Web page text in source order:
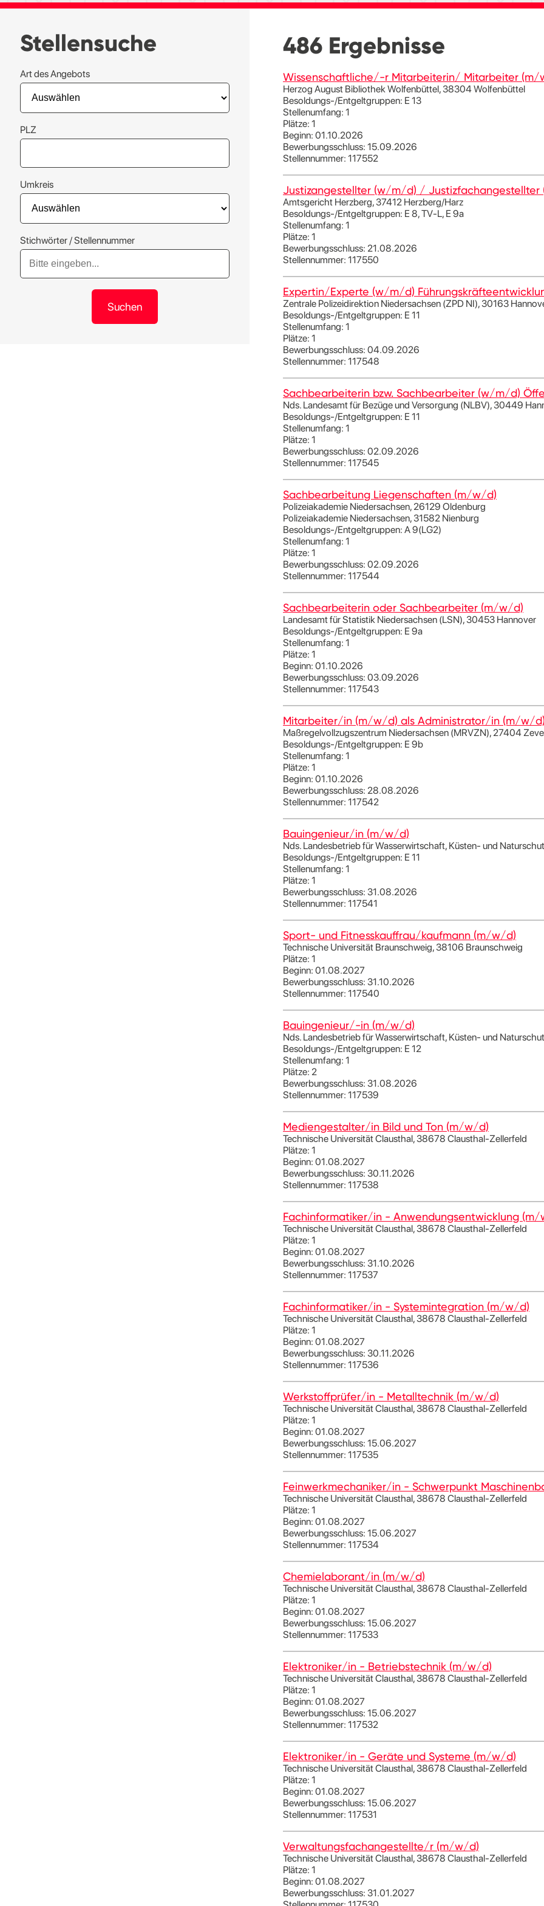
Stellensuche
Art des Angebots
PLZ
Umkreis
Stichwörter / Stellennummer
Suchen
486 Ergebnisse
Wissenschaftliche/-r Mitarbeiterin/ Mitarbeiter
Herzog August Bibliothek Wolfenbüttel, 38304 Wolfenbüttel
Besoldungs-/Entgeltgruppen: E 13
Stellenumfang: 1
Plätze: 1
Beginn: 01.10.2026
Bewerbungsschluss: 15.09.2026
Stellennummer: 117552
Justizangestellter (w/m/d) /
Amtsgericht Herzberg, 37412 Herzberg/Harz
Besoldungs-/Entgeltgruppen: E 8, TV-L, E 9a
Stellenumfang: 1
Plätze: 1
Bewerbungsschluss: 21.08.2026
Stellennummer: 117550
Expertin/Experte (w/m/d)
Zentrale Polizeidirektion Niedersachsen (ZPD NI), 30163
Besoldungs-/Entgeltgruppen: E 11
Stellenumfang: 1
Plätze: 1
Bewerbungsschluss: 04.09.2026
Stellennummer: 117548
Sachbearbeiterin bzw. Sachbearbeiter (w/m/d)
Nds. Landesamt für Bezüge und Versorgung (NLBV), 30449
Besoldungs-/Entgeltgruppen: E 11
Stellenumfang: 1
Plätze: 1
Bewerbungsschluss: 02.09.2026
Stellennummer: 117545
Sachbearbeitung Liegenschaften (m/w/d)
Polizeiakademie Niedersachsen, 26129 Oldenburg
Polizeiakademie Niedersachsen, 31582 Nienburg
Besoldungs-/Entgeltgruppen: A 9(LG2)
Stellenumfang: 1
Plätze: 1
Bewerbungsschluss: 02.09.2026
Stellennummer: 117544
Sachbearbeiterin oder Sachbearbeiter (m/w/d)
Landesamt für Statistik Niedersachsen (LSN), 30453 Hannover
Besoldungs-/Entgeltgruppen: E 9a
Stellenumfang: 1
Plätze: 1
Beginn: 01.10.2026
Bewerbungsschluss: 03.09.2026
Stellennummer: 117543
Mitarbeiter/in (m/w/d) als Administrator/in (m/w/d)
Maßregelvollzugszentrum Niedersachsen (MRVZN), 27404
Besoldungs-/Entgeltgruppen: E 9b
Stellenumfang: 1
Plätze: 1
Beginn: 01.10.2026
Bewerbungsschluss: 28.08.2026
Stellennummer: 117542
Bauingenieur/in (m/w/d)
Nds. Landesbetrieb für Wasserwirtschaft, Küsten- und
Besoldungs-/Entgeltgruppen: E 11
Stellenumfang: 1
Plätze: 1
Bewerbungsschluss: 31.08.2026
Stellennummer: 117541
Sport- und Fitnesskauffrau/kaufmann (m/w/d)
Technische Universität Braunschweig, 38106 Braunschweig
Plätze: 1
Beginn: 01.08.2027
Bewerbungsschluss: 31.10.2026
Stellennummer: 117540
Bauingenieur/-in (m/w/d)
Nds. Landesbetrieb für Wasserwirtschaft, Küsten- und
Besoldungs-/Entgeltgruppen: E 12
Stellenumfang: 1
Plätze: 2
Bewerbungsschluss: 31.08.2026
Stellennummer: 117539
Mediengestalter/in Bild und Ton (m/w/d)
Technische Universität Clausthal, 38678 Clausthal-Zellerfeld
Plätze: 1
Beginn: 01.08.2027
Bewerbungsschluss: 30.11.2026
Stellennummer: 117538
Fachinformatiker/in - Anwendungsentwicklung
Technische Universität Clausthal, 38678 Clausthal-Zellerfeld
Plätze: 1
Beginn: 01.08.2027
Bewerbungsschluss: 31.10.2026
Stellennummer: 117537
Fachinformatiker/in - Systemintegration (m/w/d)
Technische Universität Clausthal, 38678 Clausthal-Zellerfeld
Plätze: 1
Beginn: 01.08.2027
Bewerbungsschluss: 30.11.2026
Stellennummer: 117536
Werkstoffprüfer/in - Metalltechnik (m/w/d)
Technische Universität Clausthal, 38678 Clausthal-Zellerfeld
Plätze: 1
Beginn: 01.08.2027
Bewerbungsschluss: 15.06.2027
Stellennummer: 117535
Feinwerkmechaniker/in - Schwerpunkt
Technische Universität Clausthal, 38678 Clausthal-Zellerfeld
Plätze: 1
Beginn: 01.08.2027
Bewerbungsschluss: 15.06.2027
Stellennummer: 117534
Chemielaborant/in (m/w/d)
Technische Universität Clausthal, 38678 Clausthal-Zellerfeld
Plätze: 1
Beginn: 01.08.2027
Bewerbungsschluss: 15.06.2027
Stellennummer: 117533
Elektroniker/in - Betriebstechnik (m/w/d)
Technische Universität Clausthal, 38678 Clausthal-Zellerfeld
Plätze: 1
Beginn: 01.08.2027
Bewerbungsschluss: 15.06.2027
Stellennummer: 117532
Elektroniker/in - Geräte und Systeme (m/w/d)
Technische Universität Clausthal, 38678 Clausthal-Zellerfeld
Plätze: 1
Beginn: 01.08.2027
Bewerbungsschluss: 15.06.2027
Stellennummer: 117531
Verwaltungsfachangestellte/r (m/w/d)
Technische Universität Clausthal, 38678 Clausthal-Zellerfeld
Plätze: 1
Beginn: 01.08.2027
Bewerbungsschluss: 31.01.2027